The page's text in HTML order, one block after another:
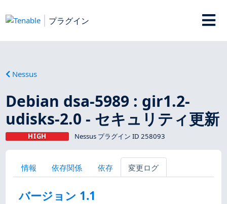
プラグイン
Nessus
Debian dsa-5989 : gir1.2-
udisks-2.0 - セキュリティ更新
HIGH Nessus プラグイン ID 258093
情報 依存関係 依存 変更ログ
バージョン 1.1